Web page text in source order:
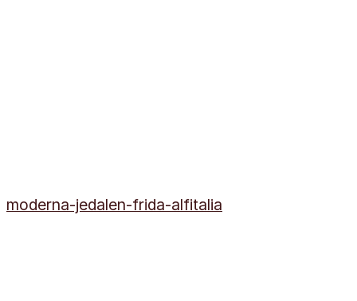
moderna-jedalen-frida-alfitalia